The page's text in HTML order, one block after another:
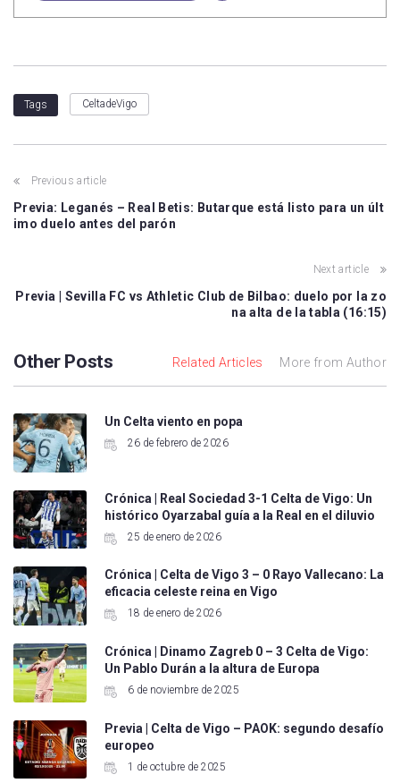
Tags CeltadeVigo
Previous article
Previa: Leganés – Real Betis: Butarque está listo para un últ
imo duelo antes del parón
Next article
Previa | Sevilla FC vs Athletic Club de Bilbao: duelo por la zo
na alta de la tabla (16:15)
Other Posts Related Articles More from Author
Un Celta viento en popa
26 de febrero de 2026
Crónica | Real Sociedad 3-1 Celta de Vigo: Un
histórico Oyarzabal guía a la Real en el diluvio
25 de enero de 2026
Crónica | Celta de Vigo 3 – 0 Rayo Vallecano: La
eficacia celeste reina en Vigo
18 de enero de 2026
Crónica | Dinamo Zagreb 0 – 3 Celta de Vigo:
Un Pablo Durán a la altura de Europa
6 de noviembre de 2025
Previa | Celta de Vigo – PAOK: segundo desafío
europeo
1 de octubre de 2025